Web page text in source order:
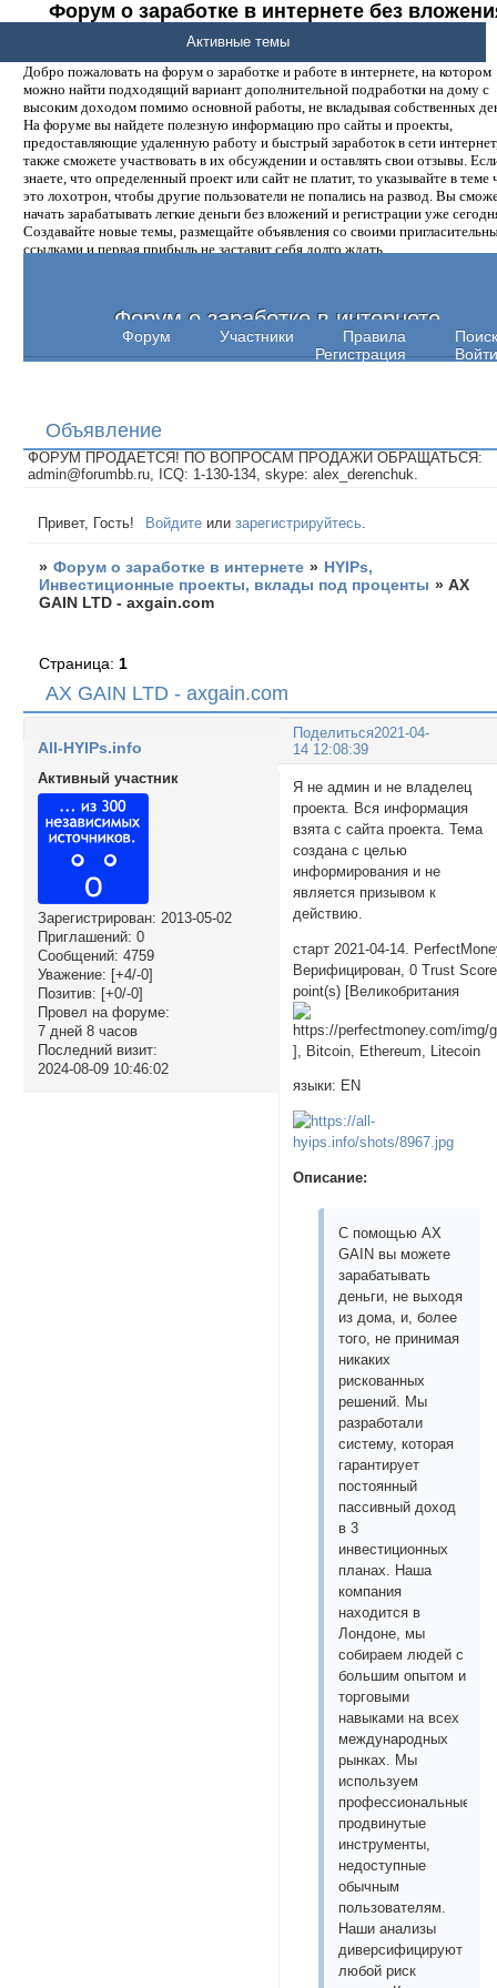
Форум о заработке в интернете без
денег.
Добро пожаловать на форум о заработке и работе в интернете, на котором
можно найти подходящий вариант дополнительной подработки на дому с
высоким доходом помимо основной работы, не вкладывая собственных
На форуме вы найдете полезную информацию про сайты и проекты,
предоставляющие удаленную работу и быстрый заработок в сети
также сможете участвовать в их обсуждении и оставлять свои отзывы.
знаете, что определенный проект или сайт не платит, то указывайте в теме
это лохотрон, чтобы другие пользователи не попались на развод. Вы
начать зарабатывать легкие деньги без вложений и регистрации уже
Создавайте новые темы, размещайте объявления со своими
ссылками и первая прибыль не заставит себя долго ждать.
Форум о заработке в интернете
Форум Участники Правила
Поиск
Регистрация
Войти
Активные темы
Объявление
ФОРУМ ПРОДАЕТСЯ! ПО ВОПРОСАМ ПРОДАЖИ ОБРАЩАТЬСЯ:
admin@forumbb.ru, ICQ: 1-130-134, skype: alex_derenchuk.
Привет, Гость! Войдите илизарегистрируйтесь
» Форум о заработке в интернете » HYIPs,
Инвестиционные проекты, вклады под проценты »AX
GAIN LTD - axgain.com
AX GAIN LTD - axgain.com
Страница: 1
Поделиться2021-04-
14 12:08:39
All-HYIPs.info
Активный участник
Зарегистрирован: 2013-05-02
Приглашений: 0
Сообщений: 4759
Уважение: [+4/-0]
Позитив: [+0/-0]
Провел на форуме:
7 дней 8 часов
Последний визит:
2024-08-09 10:46:02
Я не админ и не владелец
проекта. Вся информация
взята с сайта проекта. Тема
создана с целью
информирования и не
является призывом к
действию.
старт 2021-04-14.
Верифицирован, 0 Trust Score
point(s) [Великобритания
], Bitcoin, Ethereum, Litecoin
языки: EN
Описание:
С помощью AX
GAIN вы можете
зарабатывать
деньги, не выходя
из дома, и, более
того, не принимая
никаких
рискованных
решений. Мы
разработали
систему, которая
гарантирует
постоянный
пассивный доход
в 3
инвестиционных
планах. Наша
компания
находится в
Лондоне, мы
собираем людей с
большим опытом и
торговыми
навыками на всех
международных
рынках. Мы
используем
профессиональные
продвинутые
инструменты,
недоступные
обычным
пользователям.
Наши анализы
диверсифицируют
любой риск